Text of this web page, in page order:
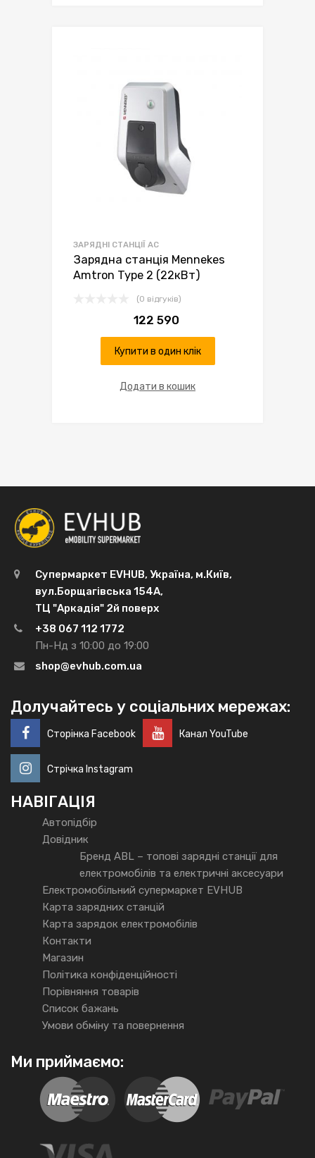
ЗАРЯДНІ СТАНЦІЇ AC
Зарядна станція Mennekes
Amtron Type 2 (22кВт)
(0 відгуків)
122 590
Купити в один клік
Додати в кошик
Супермаркет EVHUB, Україна, м.Київ,
вул.Борщагівська 154А,
ТЦ "Аркадія" 2й поверх
+38 067 112 1772
Пн-Нд з 10:00 до 19:00
shop@evhub.com.ua
Долучайтесь у соціальних мережах:
Сторінка Facebook Канал YouTube
Стрічка Instagram
НАВІГАЦІЯ
Автопідбір
Довідник
Бренд ABL – топові зарядні станції для
електромобілів та електричні аксесуари
Електромобільний супермаркет EVHUB
Карта зарядних станцій
Карта зарядок електромобілів
Контакти
Магазин
Політика конфіденційності
Порівняння товарів
Список бажань
Умови обміну та повернення
Ми приймаємо: